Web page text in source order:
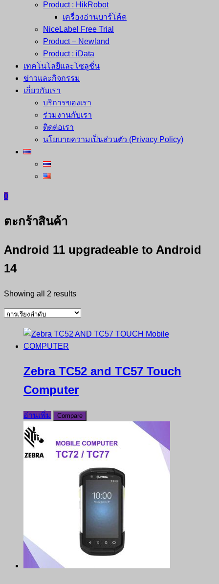
Product : HikRobot
เครื่องอ่านบาร์โค้ด
NiceLabel Free Trial
Product – Newland
Product : iData
เทคโนโลยีและโซลูชั่น
ข่าวและกิจกรรม
เกี่ยวกับเรา
บริการของเรา
ร่วมงานกับเรา
ติดต่อเรา
นโยบายความเป็นส่วนตัว (Privacy Policy)
0
ตะกร้าสินค้า
Android 11 upgradeable to Android
14
Showing all 2 results
Zebra TC52 and TC57 Touch
Computer
อ่านเพิ่ม Compare